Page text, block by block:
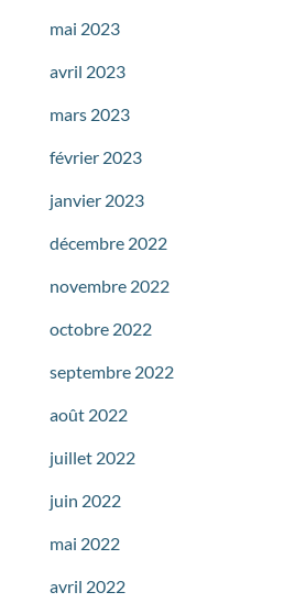
mai 2023
avril 2023
mars 2023
février 2023
janvier 2023
décembre 2022
novembre 2022
octobre 2022
septembre 2022
août 2022
juillet 2022
juin 2022
mai 2022
avril 2022